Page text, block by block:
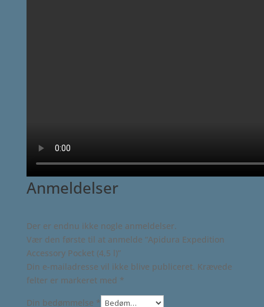
Anmeldelser
Der er endnu ikke nogle anmeldelser.
Vær den første til at anmelde “Apidura Expedition
Accessory Pocket (4,5 l)”
Din e-mailadresse vil ikke blive publiceret. Krævede
felter er markeret med *
Din bedømmelse *